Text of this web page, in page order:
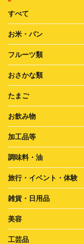
すべて
お米・パン
フルーツ類
おさかな類
たまご
お飲み物
加工品等
調味料・油
旅行・イベント・体験
雑貨・日用品
美容
工芸品